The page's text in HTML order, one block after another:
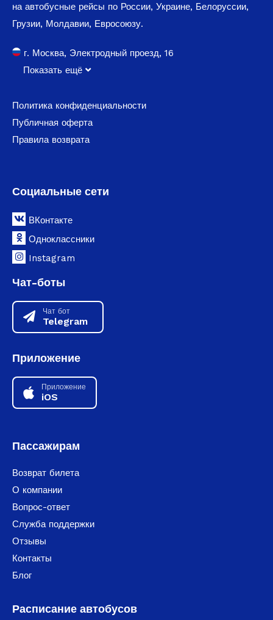
на автобусные рейсы по России, Украине, Белоруссии,
Грузии, Молдавии, Евросоюзу.
г. Москва, Электродный проезд, 16
Показать ещё
Политика конфиденциальности
Публичная оферта
Правила возврата
Социальные сети
ВКонтакте
Одноклассники
Instagram
Чат-боты
Чат бот
Telegram
Приложение
Приложение
iOS
Пассажирам
Возврат билета
О компании
Вопрос-ответ
Служба поддержки
Отзывы
Контакты
Блог
Расписание автобусов